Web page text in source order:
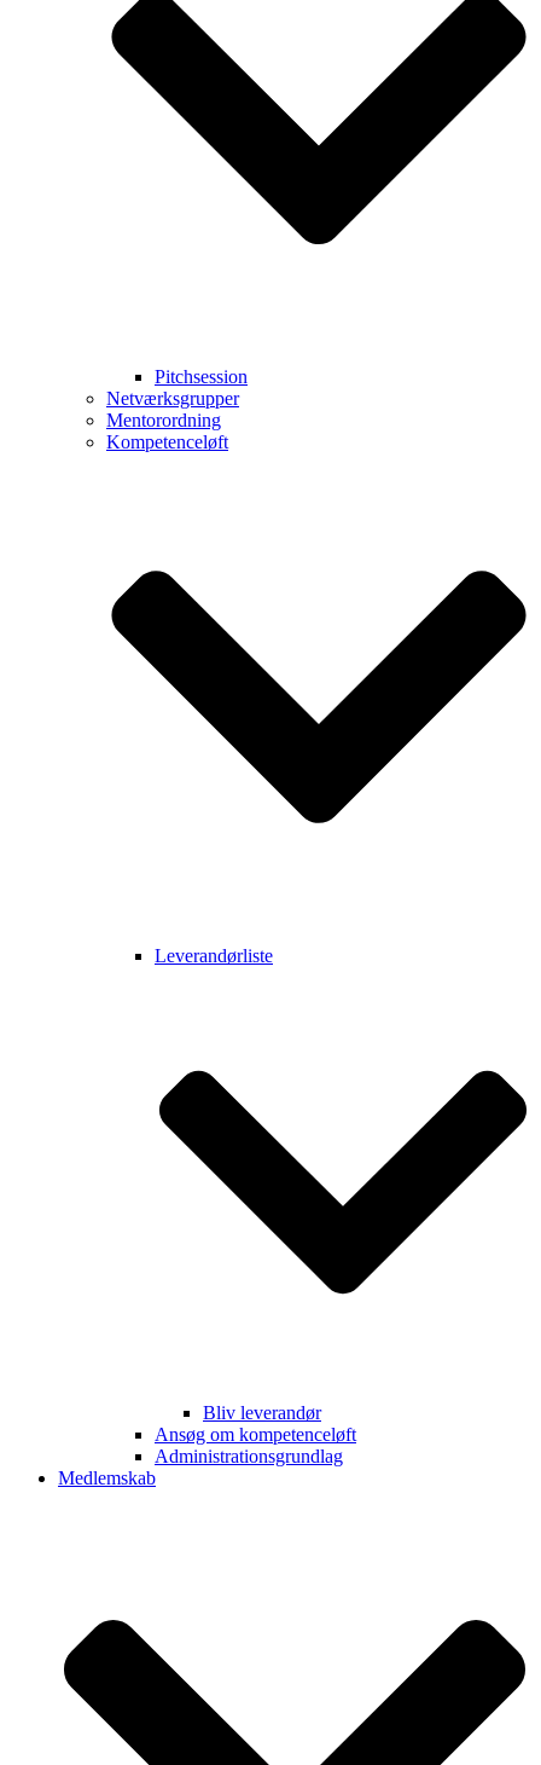
Pitchsession
Netværksgrupper
Mentorordning
Kompetenceløft
Leverandørliste
Bliv leverandør
Ansøg om kompetenceløft
Administrationsgrundlag
Medlemskab